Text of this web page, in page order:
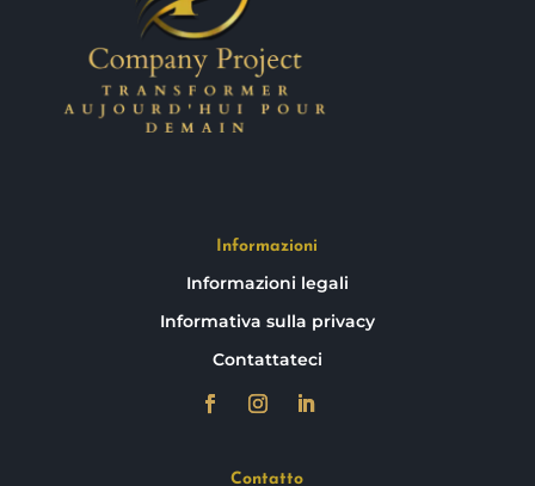
Informazioni
Informazioni legali
Informativa sulla privacy
Contattateci
Contatto